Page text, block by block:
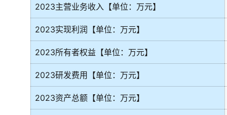
2023主营业务收入【单位：万元】
2023实现利润【单位：万元】
2023所有者权益【单位：万元】
2023研发费用【单位：万元】
2023资产总额【单位：万元】